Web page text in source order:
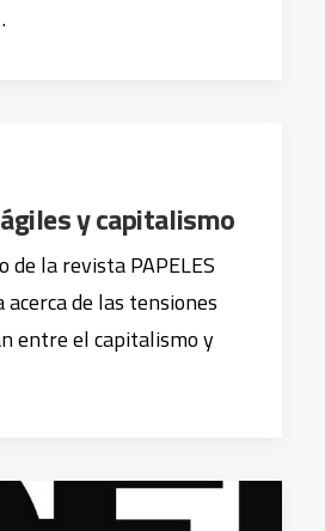
y capitalismo
de la revista PAPELES
de las tensiones
entre el capitalismo y